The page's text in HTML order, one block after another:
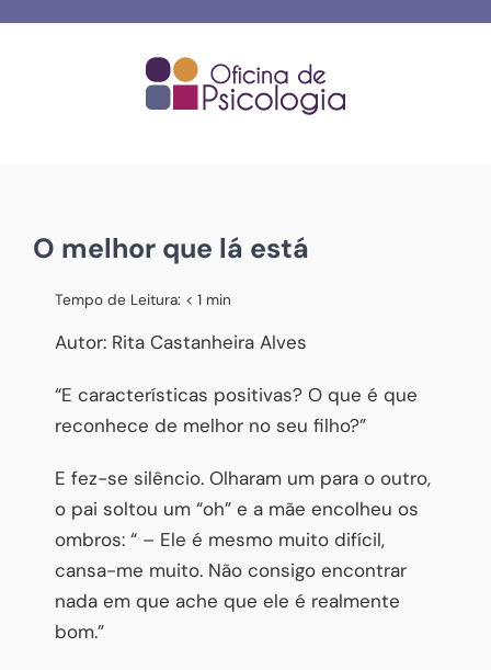
O melhor que lá está
Tempo de Leitura: < 1 min
Autor: Rita Castanheira Alves
“E características positivas? O que é que
reconhece de melhor no seu filho?”
E fez-se silêncio. Olharam um para o outro,
o pai soltou um “oh” e a mãe encolheu os
ombros: “ – Ele é mesmo muito difícil,
cansa-me muito. Não consigo encontrar
nada em que ache que ele é realmente
bom.”